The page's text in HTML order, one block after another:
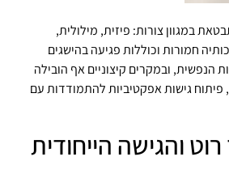
במגוון צורות: פיזית, מילולית,
חמורות וכוללות פגיעה בהישגים
הנפשית, ובמקרים קיצוניים אף הובילה
גישות אפקטיביות להתמודדות עם
והגישה הייחודית